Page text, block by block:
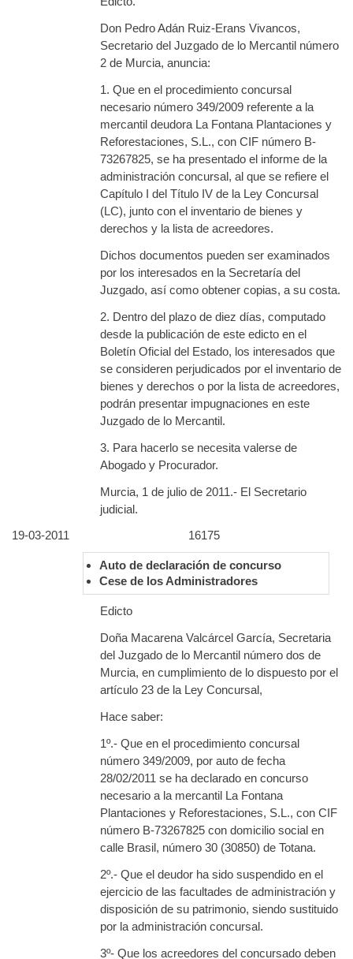
Don Pedro Adán Ruiz-Erans Vivancos,
Secretario del Juzgado de lo Mercantil número
2 de Murcia, anuncia:
1. Que en el procedimiento concursal
necesario número 349/2009 referente a la
mercantil deudora La Fontana Plantaciones y
Reforestaciones, S.L., con CIF número B-
73267825, se ha presentado el informe de la
administración concursal, al que se refiere el
Capítulo I del Título IV de la Ley Concursal
(LC), junto con el inventario de bienes y
derechos y la lista de acreedores.
Dichos documentos pueden ser examinados
por los interesados en la Secretaría del
Juzgado, así como obtener copias, a su costa.
2. Dentro del plazo de diez días, computado
desde la publicación de este edicto en el
Boletín Oficial del Estado, los interesados que
se consideren perjudicados por el inventario de
bienes y derechos o por la lista de acreedores,
podrán presentar impugnaciones en este
Juzgado de lo Mercantil.
3. Para hacerlo se necesita valerse de
Abogado y Procurador.
Murcia, 1 de julio de 2011.- El Secretario
judicial.
19-03-2011
16175
Auto de declaración de concurso
Cese de los Administradores
Edicto
Doña Macarena Valcárcel García, Secretaria
del Juzgado de lo Mercantil número dos de
Murcia, en cumplimiento de lo dispuesto por el
artículo 23 de la Ley Concursal,
Hace saber:
1º.- Que en el procedimiento concursal
número 349/2009, por auto de fecha
28/02/2011 se ha declarado en concurso
necesario a la mercantil La Fontana
Plantaciones y Reforestaciones, S.L., con CIF
número B-73267825 con domicilio social en
calle Brasil, número 30 (30850) de Totana.
2º.- Que el deudor ha sido suspendido en el
ejercicio de las facultades de administración y
disposición de su patrimonio, siendo sustituido
por la administración concursal.
3º- Que los acreedores del concursado deben